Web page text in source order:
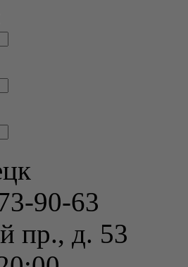
90-63
пр., д. 53